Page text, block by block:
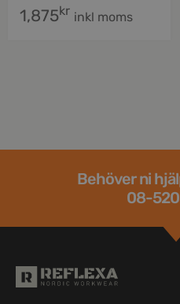
1,875kr inkl moms
Behöver ni
08-520